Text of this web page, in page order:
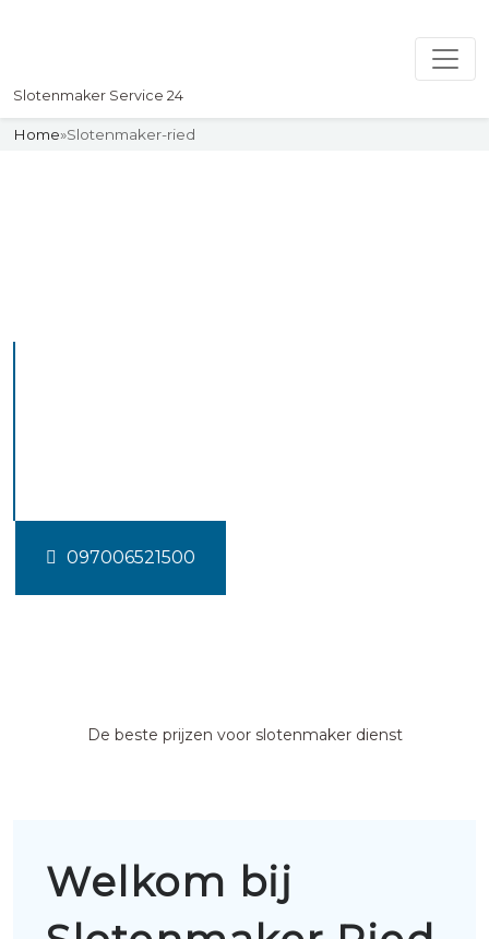
Slotenmaker Service 24
Home»Slotenmaker-ried
097006521500
De beste prijzen voor slotenmaker dienst
Welkom bij